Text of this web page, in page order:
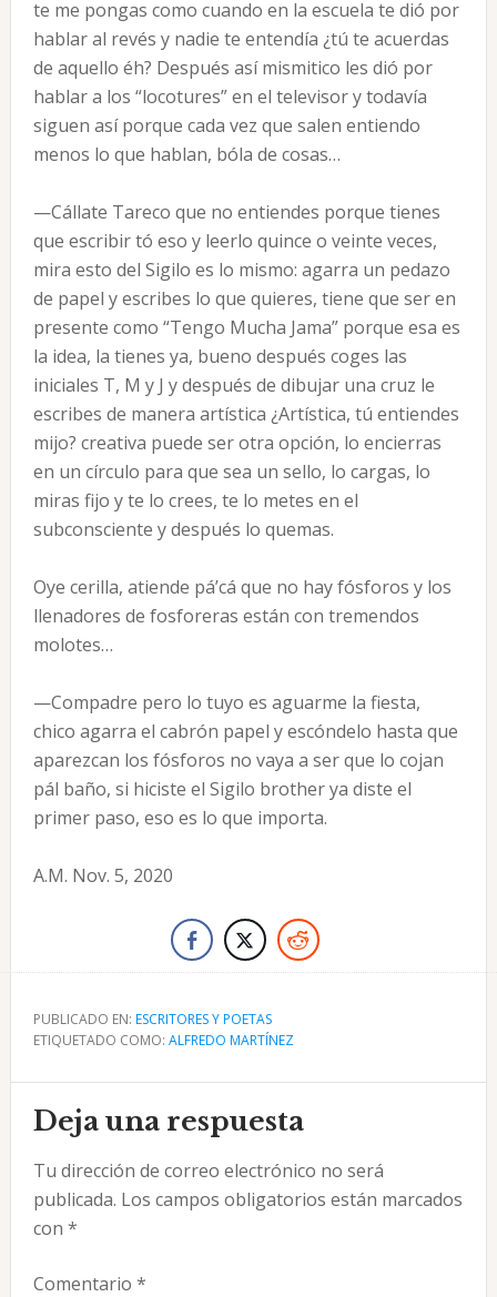
te me pongas como cuando en la escuela te dió por
hablar al revés y nadie te entendía ¿tú te acuerdas
de aquello éh? Después así mismitico les dió por
hablar a los “locotures” en el televisor y todavía
siguen así porque cada vez que salen entiendo
menos lo que hablan, bóla de cosas…
—Cállate Tareco que no entiendes porque tienes
que escribir tó eso y leerlo quince o veinte veces,
mira esto del Sigilo es lo mismo: agarra un pedazo
de papel y escribes lo que quieres, tiene que ser en
presente como “Tengo Mucha Jama” porque esa es
la idea, la tienes ya, bueno después coges las
iniciales T, M y J y después de dibujar una cruz le
escribes de manera artística ¿Artística, tú entiendes
mijo? creativa puede ser otra opción, lo encierras
en un círculo para que sea un sello, lo cargas, lo
miras fijo y te lo crees, te lo metes en el
subconsciente y después lo quemas.
Oye cerilla, atiende pá’cá que no hay fósforos y los
llenadores de fosforeras están con tremendos
molotes…
—Compadre pero lo tuyo es aguarme la fiesta,
chico agarra el cabrón papel y escóndelo hasta que
aparezcan los fósforos no vaya a ser que lo cojan
pál baño, si hiciste el Sigilo brother ya diste el
primer paso, eso es lo que importa.
A.M. Nov. 5, 2020
PUBLICADO EN: ESCRITORES Y POETAS
ETIQUETADO COMO: ALFREDO MARTÍNEZ
Interacciones
con
los
lectores
Deja una respuesta
Tu dirección de correo electrónico no será
publicada. Los campos obligatorios están marcados
con *
Comentario *